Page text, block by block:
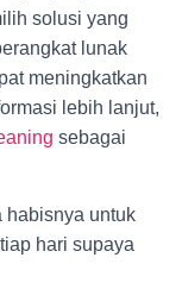
solusi yang
lunak
meningkatkan
lebih lanjut,
sebagai
habisnya untuk
hari supaya